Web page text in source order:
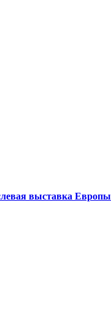
выставка Европы